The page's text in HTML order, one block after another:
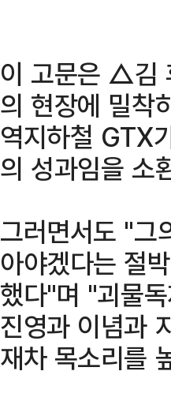
이 고문은 △김
의 현장에 밀착
역지하철 GTX
의 성과임을 소
그러면서도 "그
아야겠다는 절
했다"며 "괴물
진영과 이념과
재차 목소리를